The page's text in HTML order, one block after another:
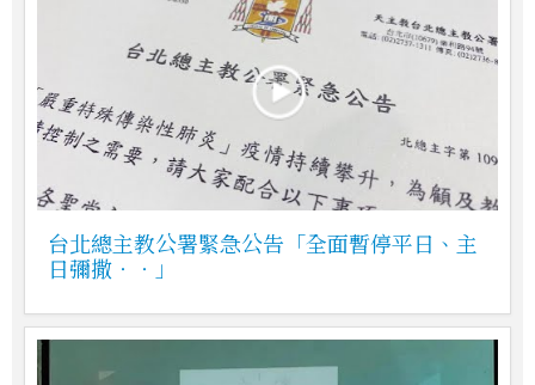
台北總主教公署緊急公告「全面暫停平日、主
日彌撒‧‧」